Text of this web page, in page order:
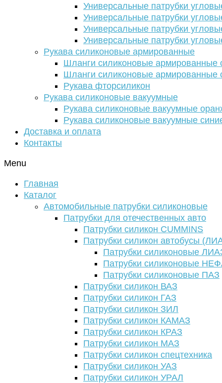
Универсальные патрубки
Универсальные патрубки
Универсальные патрубки
Универсальные патрубки
Рукава силиконовые армированные
Шланги силиконовые армированные
Шланги силиконовые армированные
Рукава фторсиликон
Рукава силиконовые вакуумные
Рукава силиконовые вакуумные
Рукава силиконовые вакуумные
Доставка и оплата
Контакты
Menu
Главная
Каталог
Автомобильные патрубки силиконовые
Патрубки для отечественных авто
Патрубки силикон CUMMINS
Патрубки силикон автобусы
Патрубки силиконовые
Патрубки силиконовые
Патрубки силиконовые ПАЗ
Патрубки силикон ВАЗ
Патрубки силикон ГАЗ
Патрубки силикон ЗИЛ
Патрубки силикон КАМАЗ
Патрубки силикон КРАЗ
Патрубки силикон МАЗ
Патрубки силикон спецтехника
Патрубки силикон УАЗ
Патрубки силикон УРАЛ